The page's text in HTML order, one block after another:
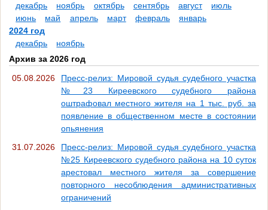
декабрь
ноябрь октябрь сентябрь август
июль
июнь
май апрель март февраль
январь
2024 год
декабрь
ноябрь
Архив за 2026 год
05.08.2026
Пресс-релиз: Мировой судья судебного участка
№23 Киреевского судебного района
оштрафовал местного жителя на 1 тыс. руб. за
появление в общественном месте в состоянии
опьянения
31.07.2026
Пресс-релиз: Мировой судья судебного участка
№25 Киреевского судебного района на 10 суток
арестовал местного жителя за совершение
повторного несоблюдения административных
ограничений